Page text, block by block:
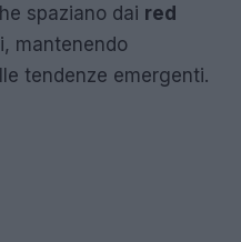
spaziano dai red
mantenendo
tendenze emergenti.